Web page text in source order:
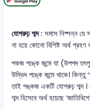
যোগরুঢ় শব্দ : সমাস নিষ্পন্ন যে
না হয়ে কোনো বিশিষ্ট অর্থ
পকজ পঙ্কে জন্মে যা (উপপদ
উদ্ভিদ পঙ্কে জন্মে থাকে। কিন্তু
তাই পঙ্কজ একটি যোগরুঢ় শব্দ ।
শব্দ হিসেবে অর্থ হয়েছে